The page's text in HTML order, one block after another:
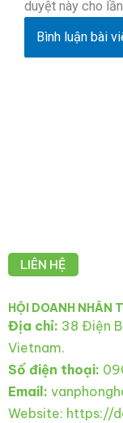
duyệt này cho
LIÊN HỆ
HỘI DOANH NHÂN
Địa chỉ: 38 Điện
Vietnam.
Số điện thoại:
Email:
Website: https://